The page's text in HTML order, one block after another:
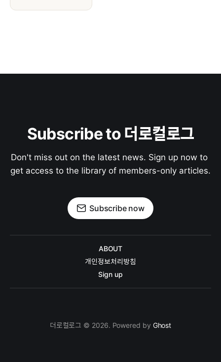
Subscribe to 더로컬로그
Don't miss out on the latest news. Sign up now to
get access to the library of members-only articles.
Subscribe now
ABOUT
개인정보처리방침
Sign up
더로컬로그 © 2026. Powered by Ghost